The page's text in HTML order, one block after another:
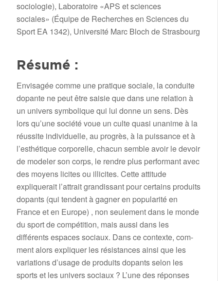
sociologie), Laboratoire «APS et sciences
sociales» (Équipe de Recherches en Sciences du
Sport EA 1342), Université Marc Bloch de Strasbourg
Résumé :
Envisagée comme une pratique sociale, la conduite
dopante ne peut être saisie que dans une relation à
un univers symbolique qui lui donne un sens. Dès
lors qu’une société voue un culte quasi unanime à la
réussite individuelle, au progrès, à la puissance et à
l’esthétique corporelle, chacun semble avoir le devoir
de modeler son corps, le rendre plus performant avec
des moyens licites ou illicites. Cette attitude
expliquerait l’attrait grandissant pour certains produits
dopants (qui tendent à gagner en popularité en
France et en Europe) , non seulement dans le monde
du sport de compétition, mais aussi dans les
différents espaces sociaux. Dans ce contexte, com-
ment alors expliquer les résistances ainsi que les
variations d’usage de produits dopants selon les
sports et les univers sociaux ? L’une des réponses